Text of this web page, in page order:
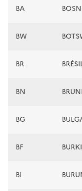
BA
BW
BR
BN
BG
BF
BI